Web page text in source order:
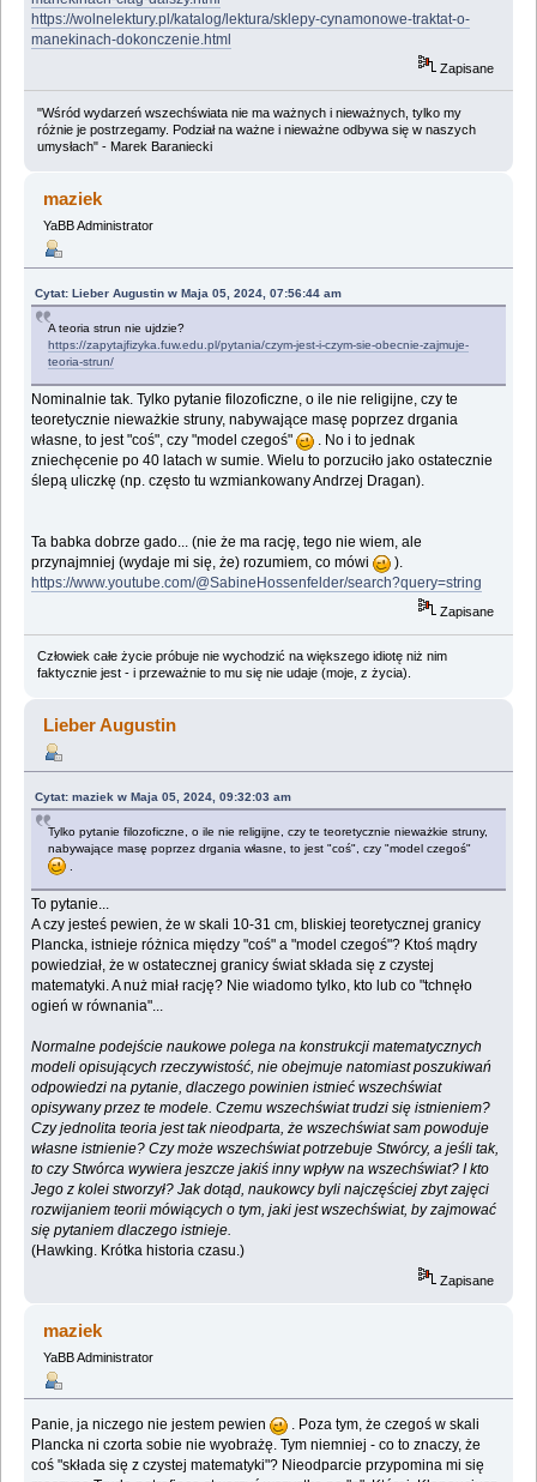
https://wolnelektury.pl/katalog/lektura/sklepy-cynamonowe-traktat-o-
manekinach-dokonczenie.html
Zapisane
"Wśród wydarzeń wszechświata nie ma ważnych i nieważnych, tylko my
różnie je postrzegamy. Podział na ważne i nieważne odbywa się w naszych
umysłach" - Marek Baraniecki
maziek
YaBB Administrator
Cytat: Lieber Augustin w Maja 05, 2024, 07:56:44 am
A teoria strun nie ujdzie?
https://zapytajfizyka.fuw.edu.pl/pytania/czym-jest-i-czym-sie-obecnie-zajmuje-
teoria-strun/
Nominalnie tak. Tylko pytanie filozoficzne, o ile nie religijne, czy te
teoretycznie nieważkie struny, nabywające masę poprzez drgania
własne, to jest "coś", czy "model czegoś"
. No i to jednak
zniechęcenie po 40 latach w sumie. Wielu to porzuciło jako ostatecznie
ślepą uliczkę (np. często tu wzmiankowany Andrzej Dragan).
Ta babka dobrze gado... (nie że ma rację, tego nie wiem, ale
przynajmniej (wydaje mi się, że) rozumiem, co mówi
).
https://www.youtube.com/@SabineHossenfelder/search?query=string
Zapisane
Człowiek całe życie próbuje nie wychodzić na większego idiotę niż nim
faktycznie jest - i przeważnie to mu się nie udaje (moje, z życia).
Lieber Augustin
Cytat: maziek w Maja 05, 2024, 09:32:03 am
Tylko pytanie filozoficzne, o ile nie religijne, czy te teoretycznie nieważkie struny,
nabywające masę poprzez drgania własne, to jest "coś", czy "model czegoś"
.
To pytanie...
A czy jesteś pewien, że w skali 10-31 cm, bliskiej teoretycznej granicy
Plancka, istnieje różnica między "coś" a "model czegoś"? Ktoś mądry
powiedział, że w ostatecznej granicy świat składa się z czystej
matematyki. A nuż miał rację? Nie wiadomo tylko, kto lub co "tchnęło
ogień w równania"...
Normalne podejście naukowe polega na konstrukcji matematycznych
modeli opisujących rzeczywistość, nie obejmuje natomiast poszukiwań
odpowiedzi na pytanie, dlaczego powinien istnieć wszechświat
opisywany przez te modele. Czemu wszechświat trudzi się istnieniem?
Czy jednolita teoria jest tak nieodparta, że wszechświat sam powoduje
własne istnienie? Czy może wszechświat potrzebuje Stwórcy, a jeśli tak,
to czy Stwórca wywiera jeszcze jakiś inny wpływ na wszechświat? I kto
Jego z kolei stworzył? Jak dotąd, naukowcy byli najczęściej zbyt zajęci
rozwijaniem teorii mówiących o tym, jaki jest wszechświat, by zajmować
się pytaniem dlaczego istnieje.
(Hawking. Krótka historia czasu.)
Zapisane
maziek
YaBB Administrator
Panie, ja niczego nie jestem pewien
. Poza tym, że czegoś w skali
Plancka ni czorta sobie nie wyobrażę. Tym niemniej - co to znaczy, że
coś "składa się z czystej matematyki"? Nieodparcie przypomina mi się